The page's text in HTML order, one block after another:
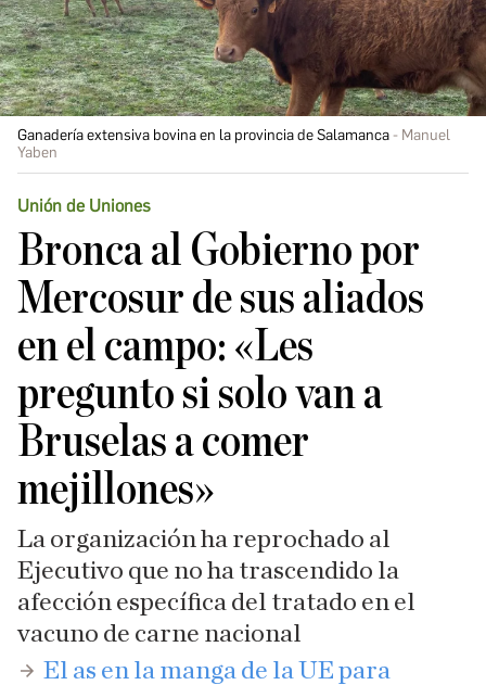
Ganadería extensiva bovina en la provincia de Salamanca
Manuel
Yaben
Unión de Uniones
Bronca al Gobierno por
Mercosur de sus aliados
en el campo: «Les
pregunto si solo van a
Bruselas a comer
mejillones»
La organización ha reprochado al
Ejecutivo que no ha trascendido la
afección específica del tratado en el
vacuno de carne nacional
​El as en la manga de la UE para